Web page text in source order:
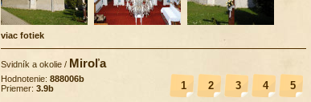
viac fotiek
Svidník a okolie / Miroľa
1 2 3 4 5
Hodnotenie: 888006b
Priemer: 3.9b